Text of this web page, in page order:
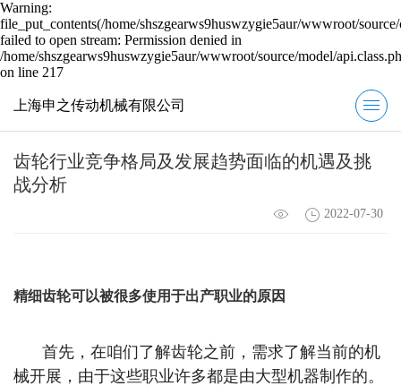
Warning:
file_put_contents(/home/shszgearws9huswzygie5aur/wwwroot/
failed to open stream: Permission denied in
/home/shszgearws9huswzygie5aur/wwwroot/source/model/
on line 217
上海申之传动机械有限公司
齿轮行业竞争格局及发展趋势面临的机遇及挑
战分析
2022-07-30
精细齿轮可以被很多使用于出产职业的原因
首先，在咱们了解齿轮之前，需求了解当前的机
械开展，由于这些职业许多都是由大型机器制作的。